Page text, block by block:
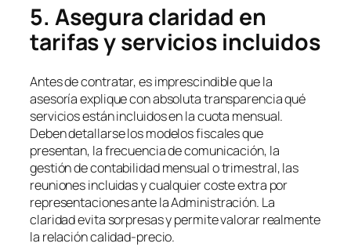
5. Asegura claridad en
tarifas y servicios incluidos
Antes de contratar, es imprescindible que la
asesoría explique con absoluta transparencia qué
servicios están incluidos en la cuota mensual.
Deben detallarse los modelos fiscales que
presentan, la frecuencia de comunicación, la
gestión de contabilidad mensual o trimestral, las
reuniones incluidas y cualquier coste extra por
representaciones ante la Administración. La
claridad evita sorpresas y permite valorar realmente
la relación calidad-precio.